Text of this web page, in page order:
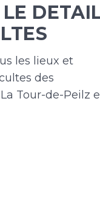
les lieux et
des
Tour-de-Peilz